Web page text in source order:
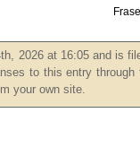
2026 at 16:05 and is
to this entry
your own site.